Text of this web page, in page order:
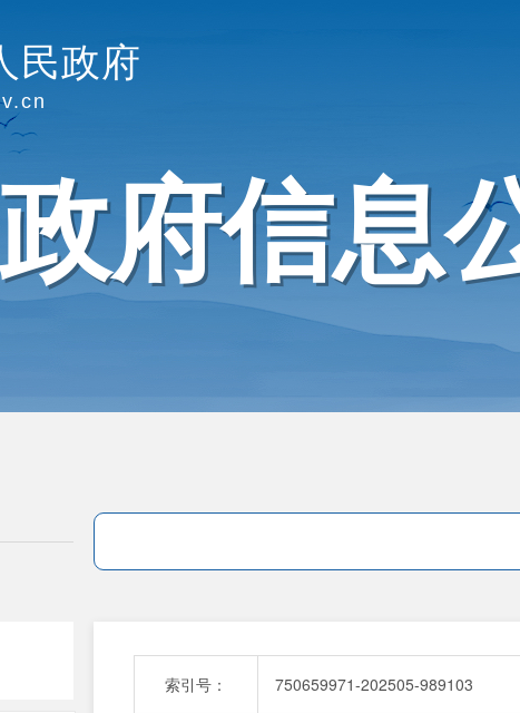
民政府
政府信息
索引号： 750659971-202505-989103